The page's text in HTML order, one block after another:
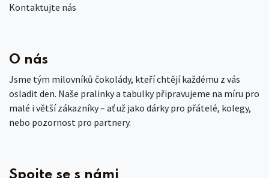
Kontaktujte nás
O nás
Jsme tým milovníků čokolády, kteří chtějí každému z vás
osladit den. Naše pralinky a tabulky připravujeme na míru pro
malé i větší zákazníky – ať už jako dárky pro přátelé, kolegy,
nebo pozornost pro partnery.
Spojte se s námi